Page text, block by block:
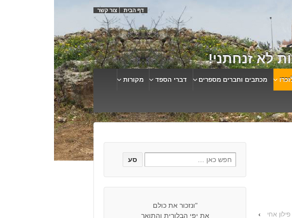
דף הבית צור קשר
לא זנחתני!
מכתבים וחברים מספרים דברי הספד מקורות
פילון אחי ›
"ונזכור את כולם
את יפי הבלורית והתואר